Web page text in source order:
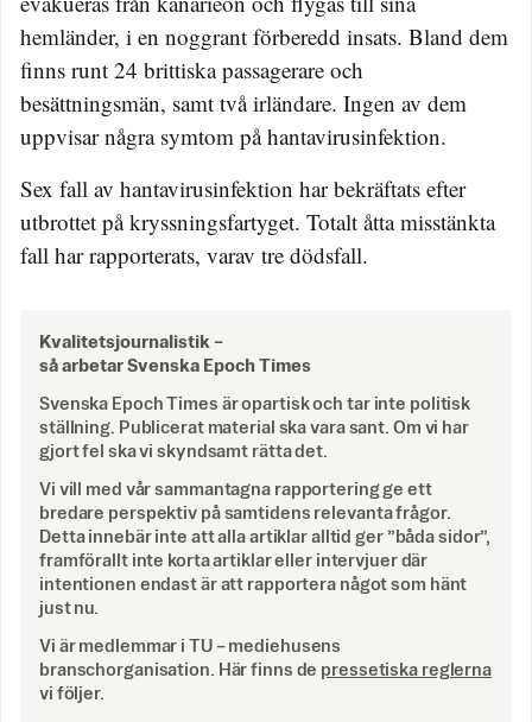
hemländer, i en noggrant förberedd insats. Bland dem
finns runt 24 brittiska passagerare och
besättningsmän, samt två irländare. Ingen av dem
uppvisar några symtom på hantavirusinfektion.
Sex fall av hantavirusinfektion har bekräftats efter
utbrottet på kryssningsfartyget. Totalt åtta misstänkta
fall har rapporterats, varav tre dödsfall.
Kvalitetsjournalistik –
så arbetar Svenska Epoch Times
Svenska Epoch Times är opartisk och tar inte politisk
ställning. Publicerat material ska vara sant. Om vi har
gjort fel ska vi skyndsamt rätta det.
Vi vill med vår sammantagna rapportering ge ett
bredare perspektiv på samtidens relevanta frågor.
Detta innebär inte att alla artiklar alltid ger ”båda sidor”,
framförallt inte korta artiklar eller intervjuer där
intentionen endast är att rapportera något som hänt
just nu.
Vi är medlemmar i TU – mediehusens
branschorganisation. Här finns de pressetiska reglerna
vi följer.